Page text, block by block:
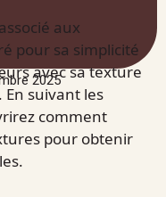
2025
aux
pour sa simplicité
avec sa texture
En suivant les
comment
pour obtenir